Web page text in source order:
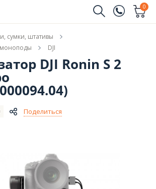
(096)
(044)
0
сумки, штативы
DJI
DJI Ronin S 2
Поделиться